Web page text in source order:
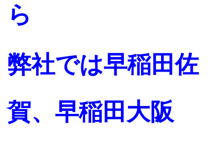
ら
弊社では早稲田佐
賀、早稲田大阪